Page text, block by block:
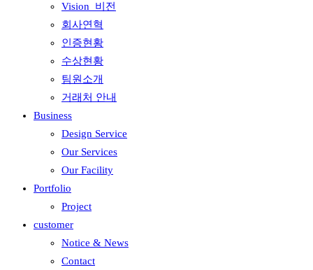
Vision_비전
회사연혁
인증현황
수상현황
팀원소개
거래처 안내
Business
Design Service
Our Services
Our Facility
Portfolio
Project
customer
Notice & News
Contact